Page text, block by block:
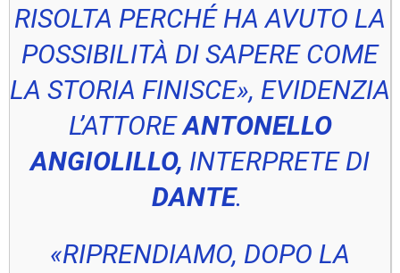
RISOLTA PERCHÉ HA AVUTO LA
POSSIBILITÀ DI SAPERE COME
LA STORIA FINISCE», EVIDENZIA
L’ATTOREANTONELLO
ANGIOLILLO, INTERPRETE DI
DANTE.
«RIPRENDIAMO, DOPO LA